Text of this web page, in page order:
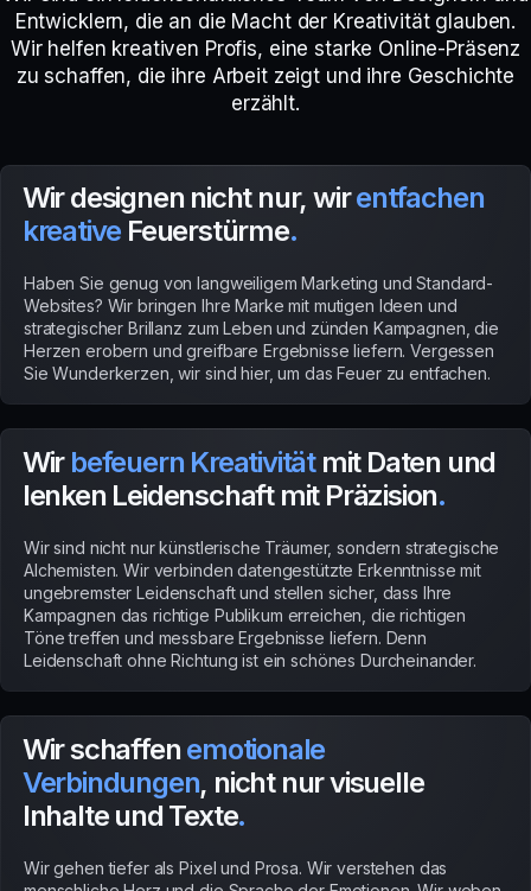
Entwicklern, die an die Macht der Kreativität glauben.
Wir helfen kreativen Profis, eine starke Online-Präsenz
zu schaffen, die ihre Arbeit zeigt und ihre Geschichte
erzählt.
Wir designen nicht nur, wirentfachen
kreative Feuerstürme.
Haben Sie genug von langweiligem Marketing und Standard-
Websites? Wir bringen Ihre Marke mit mutigen Ideen und
strategischer Brillanz zum Leben und zünden Kampagnen, die
Herzen erobern und greifbare Ergebnisse liefern. Vergessen
Sie Wunderkerzen, wir sind hier, um das Feuer zu entfachen.
Wir befeuern Kreativitätmit Daten und
lenken Leidenschaft mit Präzision.
Wir sind nicht nur künstlerische Träumer, sondern strategische
Alchemisten. Wir verbinden datengestützte Erkenntnisse mit
ungebremster Leidenschaft und stellen sicher, dass Ihre
Kampagnen das richtige Publikum erreichen, die richtigen
Töne treffen und messbare Ergebnisse liefern. Denn
Leidenschaft ohne Richtung ist ein schönes Durcheinander.
Wir schaffen emotionale
Verbindungen, nicht nur visuelle
Inhalte und Texte.
Wir gehen tiefer als Pixel und Prosa. Wir verstehen das